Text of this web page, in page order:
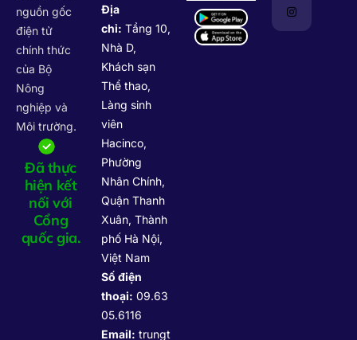
nguồn gốc
điện tử
chính thức
của Bộ
Nông
nghiệp và
Môi trường.
Đã thực
hiện kết
nối với
Cổng
quốc gia.
Địa
chỉ: Tầng 10,
Nhà D,
Khách sạn
Thể thao,
Làng sinh
viên
Hacinco,
Phường
Nhân Chính,
Quận Thanh
Xuân, Thành
phố Hà Nội,
Việt Nam
Số điện
thoại: 09.63
05.6116
Email: trungt